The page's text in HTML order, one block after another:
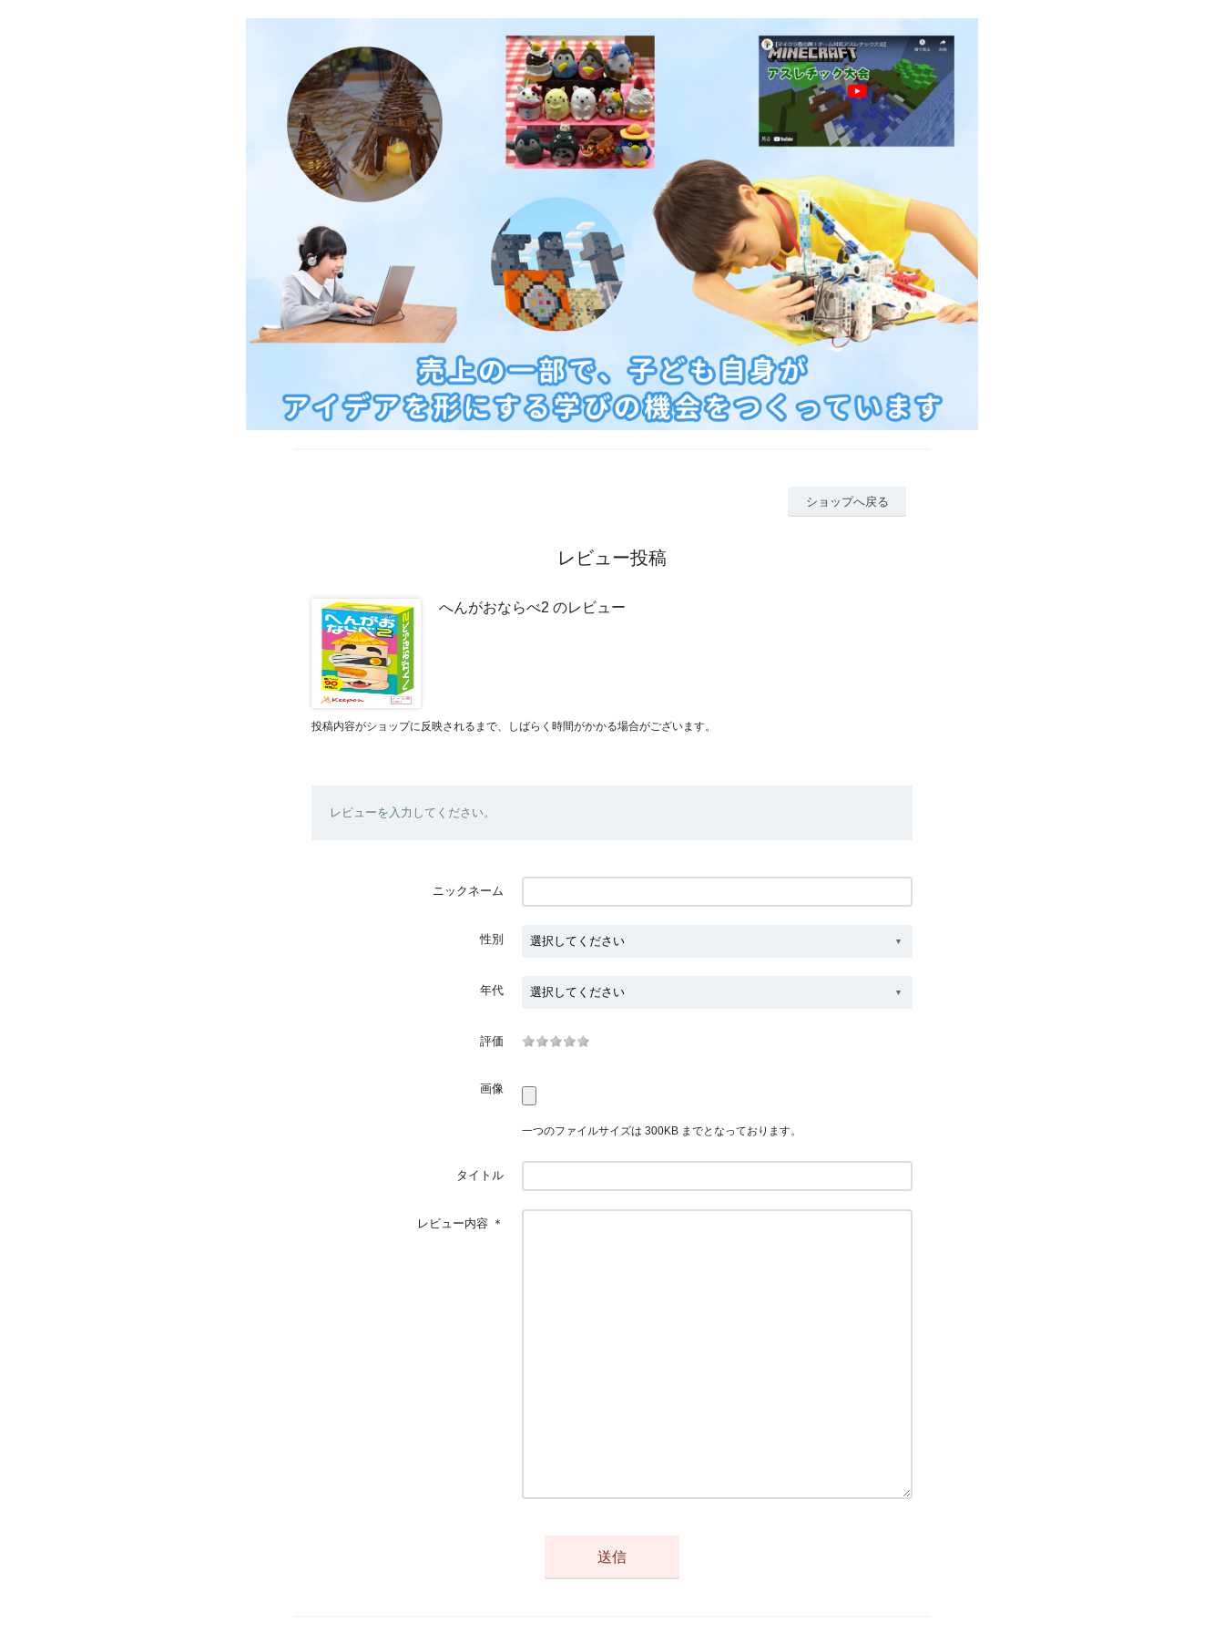
ショップへ戻る
レビュー投稿
へんがおならべ2 のレビュー
投稿内容がショップに反映されるまで、しばらく時間がかかる場合がございます。
レビューを入力してください。
ニックネーム
性別
年代
評価
画像
一つのファイルサイズは 300KB までとなっております。
タイトル
レビュー内容 ＊